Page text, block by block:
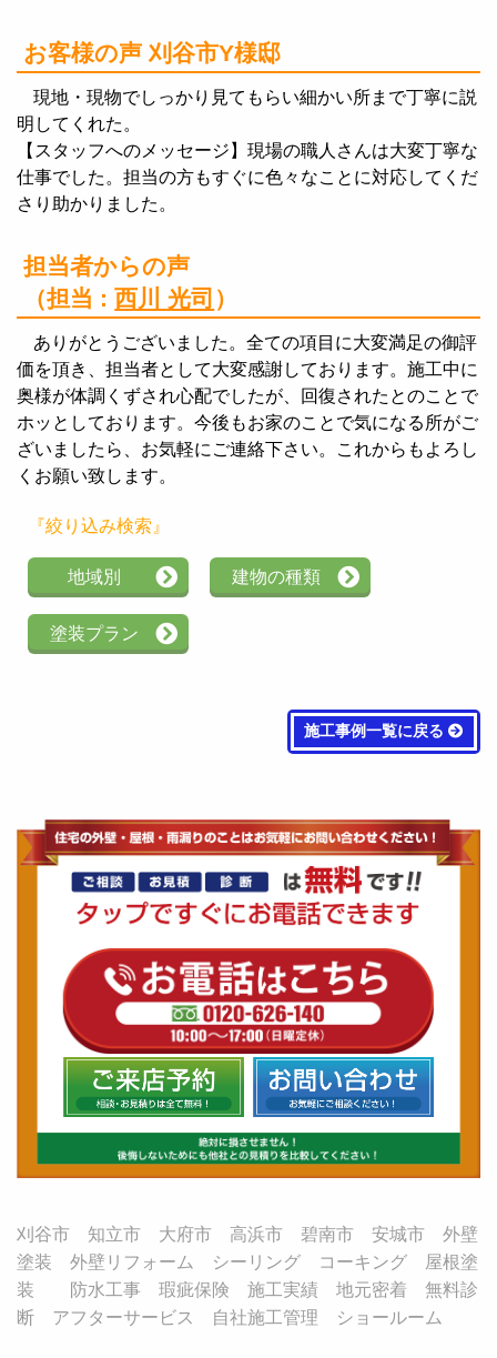
お客様の声 刈谷市Y様邸
現地・現物でしっかり見てもらい細かい所まで丁寧に説
明してくれた。
【スタッフへのメッセージ】現場の職人さんは大変丁寧な
仕事でした。担当の方もすぐに色々なことに対応してくだ
さり助かりました。
担当者からの声
（担当 :西川 光司 ）
ありがとうございました。全ての項目に大変満足の御評
価を頂き、担当者として大変感謝しております。施工中に
奥様が体調くずされ心配でしたが、回復されたとのことで
ホッとしております。今後もお家のことで気になる所がご
ざいましたら、お気軽にご連絡下さい。これからもよろし
くお願い致します。
『絞り込み検索』
地域別 建物の種類
塗装プラン
施工事例一覧に戻る
刈谷市 知立市 大府市 高浜市 碧南市 安城市 外壁
塗装 外壁リフォーム シーリング コーキング 屋根塗
装 防水工事 瑕疵保険 施工実績 地元密着 無料診
断 アフターサービス 自社施工管理 ショールーム